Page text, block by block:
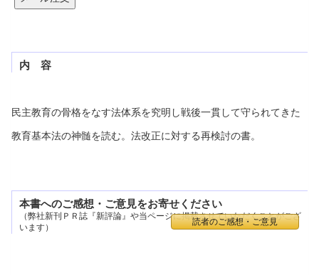
内 容
民主教育の骨格をなす法体系を究明し戦後一貫して守られてきた
教育基本法の神髄を読む。法改正に対する再検討の書。
本書へのご感想・ご意見をお寄せください
（弊社新刊ＰＲ誌『新評論』や当ページに掲載させていただくことがござ
います）
読者のご感想・ご意見